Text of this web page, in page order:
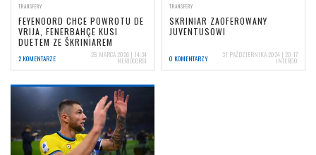
TRANSFERY
FEYENOORD CHCE POWROTU DE
VRIJA, FENERBAHÇE KUSI
DUETEM ZE ŠKRINIAREM
2 KOMENTARZE 28 MARCA 2026 | 14:34
NERIOCORSI
TRANSFERY
SKRINIAR ZAOFEROWANY
JUVENTUSOWI
0 KOMENTARZY 31 PAŹDZIERNIKA 2024 | 20:17
INTER00